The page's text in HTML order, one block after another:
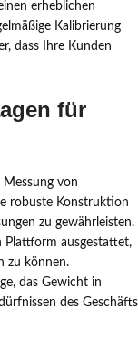
erheblichen
Kalibrierung
dass Ihre Kunden
für
Messung von
robuste Konstruktion
zu gewährleisten.
Plattform ausgestattet,
zu können.
das Gewicht in
des Geschäfts